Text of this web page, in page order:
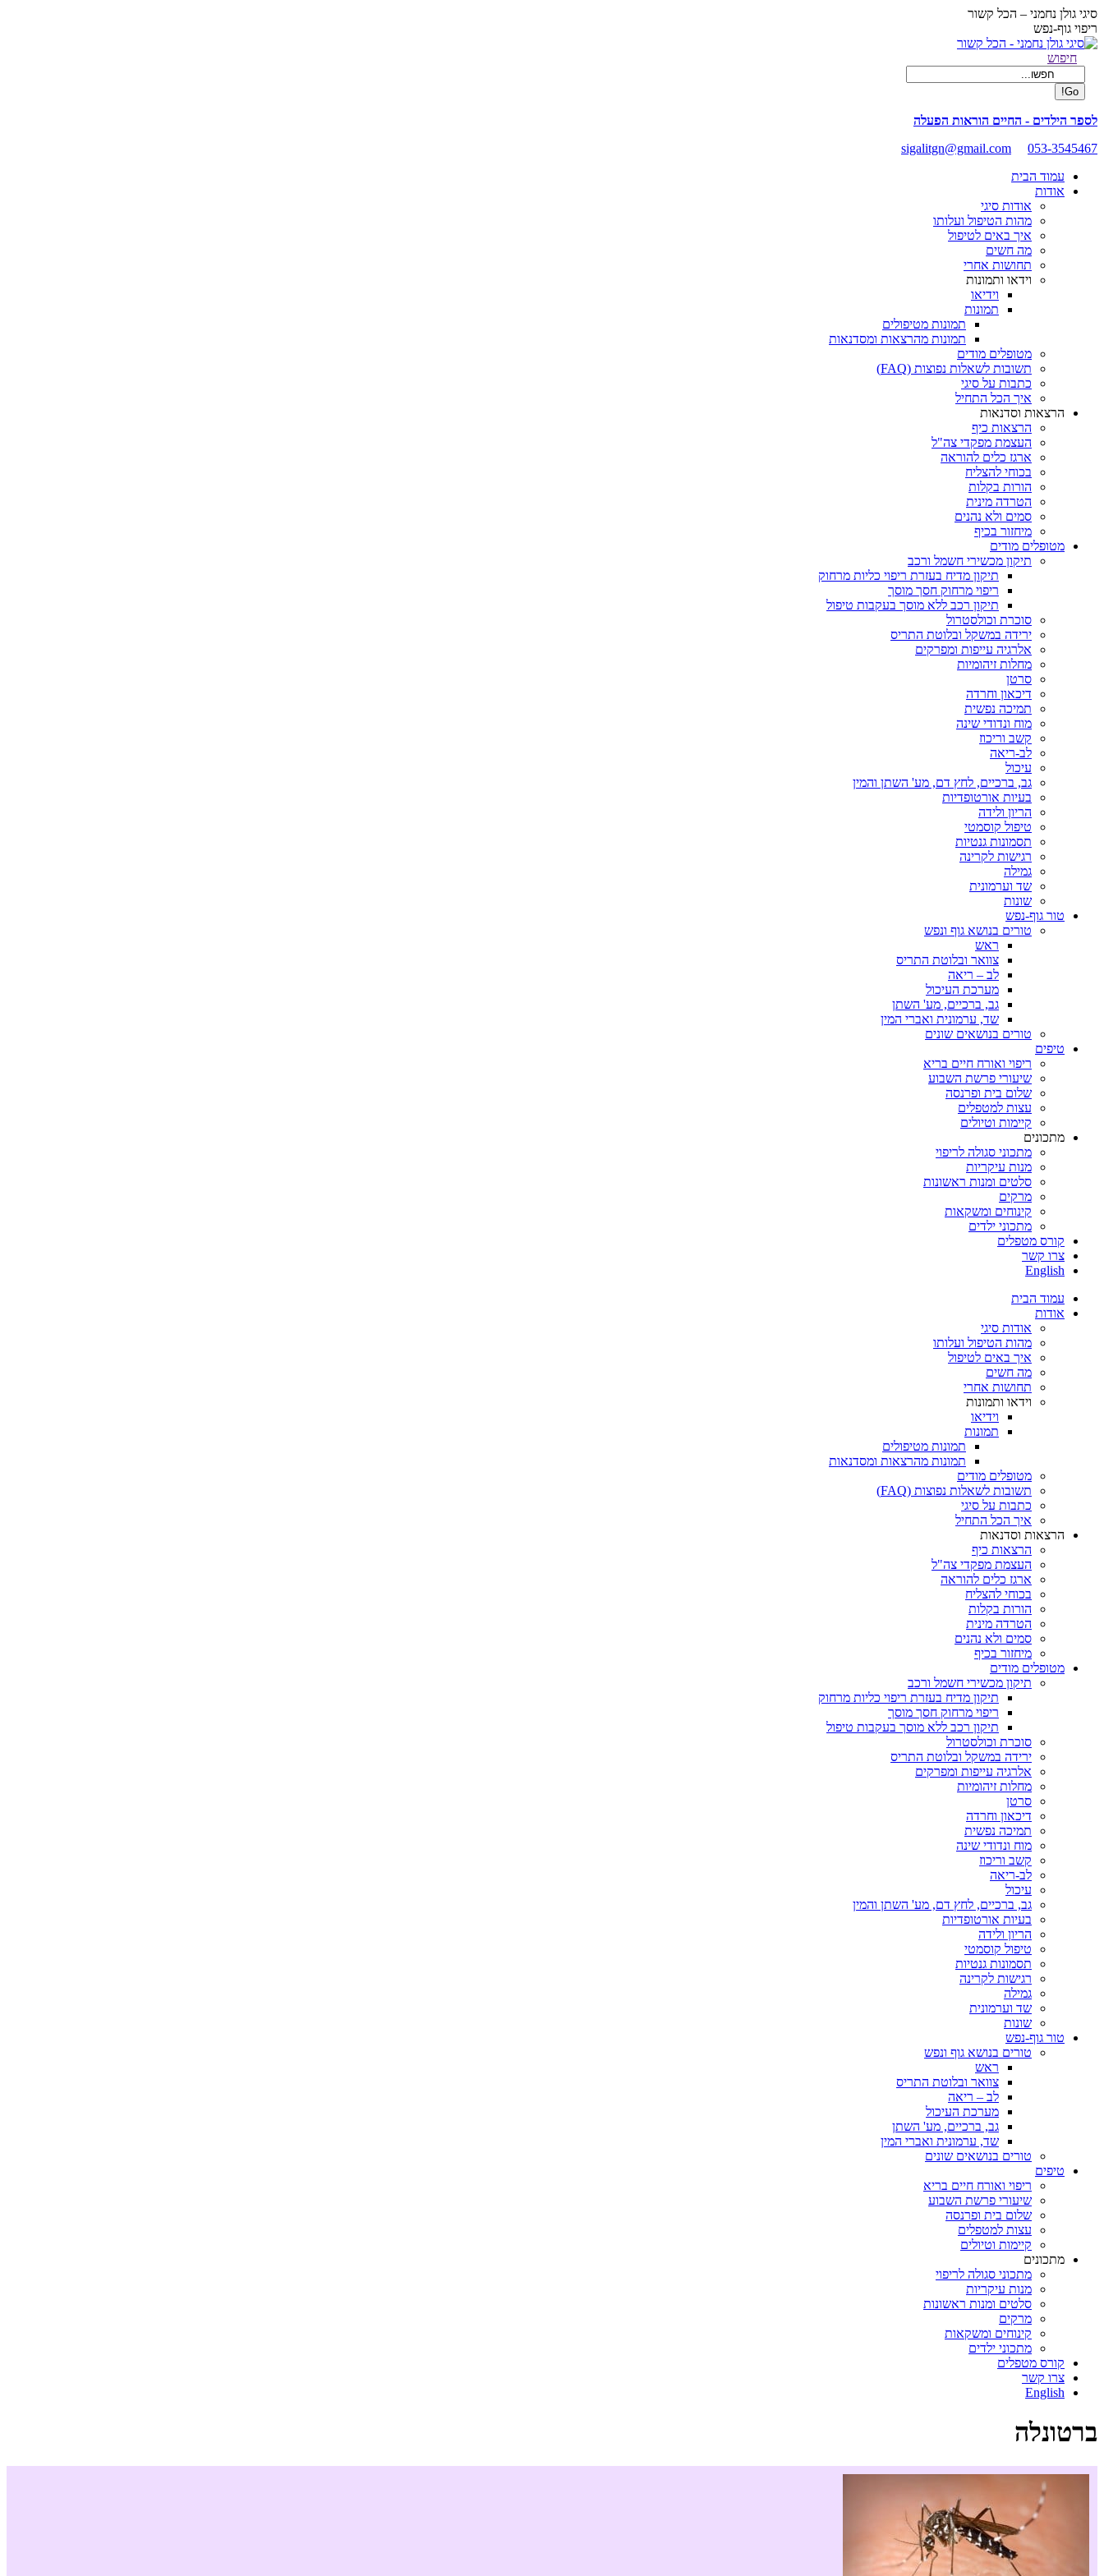
Skip
to
content
סיגי גולן נחמני – הכל קשור
ריפוי גוף-נפש
Facebook
opens
new
window
Search:
חיפוש
לספר הילדים - החיים הוראות הפעלה
sigalitgn@gmail.com
053-3545467
עמוד הבית
אודות
אודות סיגי
מהות הטיפול ועלותו
איך באים לטיפול
מה חשים
תחושות אחרי
וידאו ותמונות
וידיאו
תמונות
תמונות מטיפולים
תמונות מהרצאות ומסדנאות
מטופלים מודים
תשובות לשאלות נפוצות (FAQ)
כתבות על סיגי
איך הכל התחיל
הרצאות וסדנאות
הרצאות כיף
העצמת מפקדי צה"ל
ארגז כלים להוראה
בכוחי להצליח
הורות בקלות
הטרדה מינית
סמים ולא נהנים
מיחזור בכיף
מטופלים מודים
תיקון מכשירי חשמל ורכב
תיקון מדיח בעזרת ריפוי כליות מרחוק
ריפוי מרחוק חסך מוסך
תיקון רכב ללא מוסך בעקבות טיפול
סוכרת וכולסטרול
ירידה במשקל ובלוטת התריס
אלרגיה עייפות ומפרקים
מחלות זיהומיות
סרטן
דיכאון וחרדה
תמיכה נפשית
מוח ונדודי שינה
קשב וריכוז
לב-ריאה
עיכול
גב, ברכיים, לחץ דם, מע' השתן והמין
בעיות אורטופדיות
הריון ולידה
טיפול קוסמטי
תסמונות גנטיות
רגישות לקרינה
גמילה
שד וערמונית
שונות
טור גוף-נפש
טורים בנושא גוף ונפש
ראש
צוואר ובלוטת התריס
לב – ריאה
מערכת העיכול
גב, ברכיים, מע' השתן
שד, ערמונית ואברי המין
טורים בנושאים שונים
טיפים
ריפוי ואורח חיים בריא
שיעורי פרשת השבוע
שלום בית ופרנסה
עצות למטפלים
קיימות וטיולים
מתכונים
מתכוני סגולה לריפוי
מנות עיקריות
סלטים ומנות ראשונות
מרקים
קינוחים ומשקאות
מתכוני ילדים
קורס מטפלים
צרו קשר
English
עמוד הבית
אודות
אודות סיגי
מהות הטיפול ועלותו
איך באים לטיפול
מה חשים
תחושות אחרי
וידאו ותמונות
וידיאו
תמונות
תמונות מטיפולים
תמונות מהרצאות ומסדנאות
מטופלים מודים
תשובות לשאלות נפוצות (FAQ)
כתבות על סיגי
איך הכל התחיל
הרצאות וסדנאות
הרצאות כיף
העצמת מפקדי צה"ל
ארגז כלים להוראה
בכוחי להצליח
הורות בקלות
הטרדה מינית
סמים ולא נהנים
מיחזור בכיף
מטופלים מודים
תיקון מכשירי חשמל ורכב
תיקון מדיח בעזרת ריפוי כליות מרחוק
ריפוי מרחוק חסך מוסך
תיקון רכב ללא מוסך בעקבות טיפול
סוכרת וכולסטרול
ירידה במשקל ובלוטת התריס
אלרגיה עייפות ומפרקים
מחלות זיהומיות
סרטן
דיכאון וחרדה
תמיכה נפשית
מוח ונדודי שינה
קשב וריכוז
לב-ריאה
עיכול
גב, ברכיים, לחץ דם, מע' השתן והמין
בעיות אורטופדיות
הריון ולידה
טיפול קוסמטי
תסמונות גנטיות
רגישות לקרינה
גמילה
שד וערמונית
שונות
טור גוף-נפש
טורים בנושא גוף ונפש
ראש
צוואר ובלוטת התריס
לב – ריאה
מערכת העיכול
גב, ברכיים, מע' השתן
שד, ערמונית ואברי המין
טורים בנושאים שונים
טיפים
ריפוי ואורח חיים בריא
שיעורי פרשת השבוע
שלום בית ופרנסה
עצות למטפלים
קיימות וטיולים
מתכונים
מתכוני סגולה לריפוי
מנות עיקריות
סלטים ומנות ראשונות
מרקים
קינוחים ומשקאות
מתכוני ילדים
קורס מטפלים
צרו קשר
English
ברטונלה